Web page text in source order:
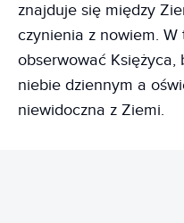
znajduje się między
czynienia z nowiem.
obserwować Księżyca,
niebie dziennym a
niewidoczna z Ziemi.